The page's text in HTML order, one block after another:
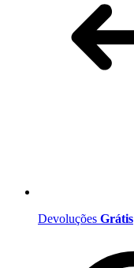
Devoluções Grátis